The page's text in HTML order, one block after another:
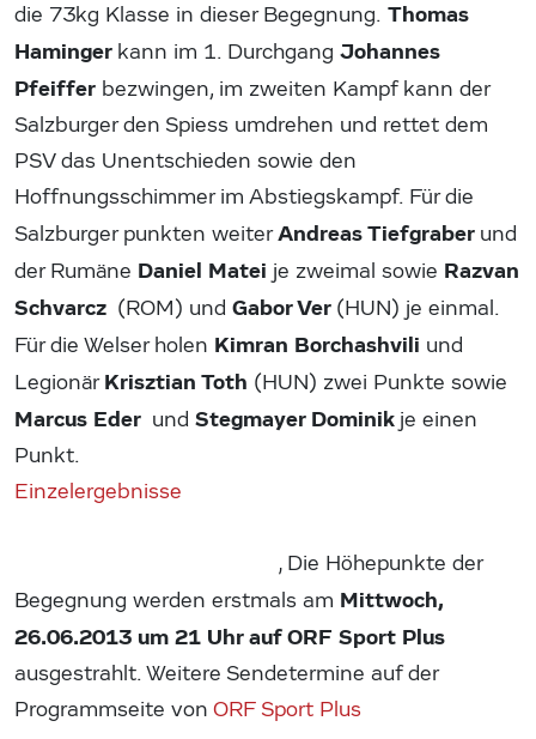
die 73kg Klasse in dieser Begegnung. Thomas
Haminger kann im 1. Durchgang Johannes
Pfeiffer bezwingen, im zweiten Kampf kann der
Salzburger den Spiess umdrehen und rettet dem
PSV das Unentschieden sowie den
Hoffnungsschimmer im Abstiegskampf. Für die
Salzburger punkten weiterAndreas Tiefgraber und
der Rumäne Daniel Matei je zweimal sowie Razvan
Schvarcz (ROM) und Gabor Ver (HUN) je einmal.
Für die Welser holen Kimran Borchashvili und
LegionärKrisztian Toth (HUN) zwei Punkte sowie
Marcus Eder und Stegmayer Dominik je einen
Punkt.
Einzelergebnisse
‚ Die Höhepunkte der
Begegnung werden erstmals am Mittwoch,
26.06.2013 um 21 Uhr auf ORF Sport Plus
ausgestrahlt. Weitere Sendetermine auf der
Programmseite von ORF Sport Plus